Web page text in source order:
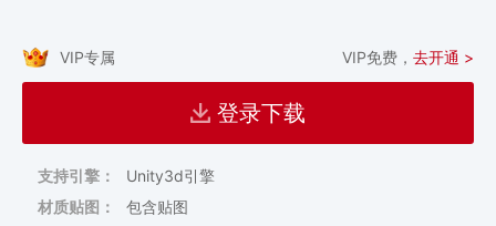
VIP专属 VIP免费， 去开通 >
登录下载
支持引擎：
Unity3d引擎
材质贴图：
包含贴图